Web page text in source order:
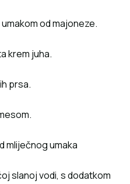
od majoneze.
krem juha.
prsa.
mliječnog umaka
slanoj vodi, s dodatkom